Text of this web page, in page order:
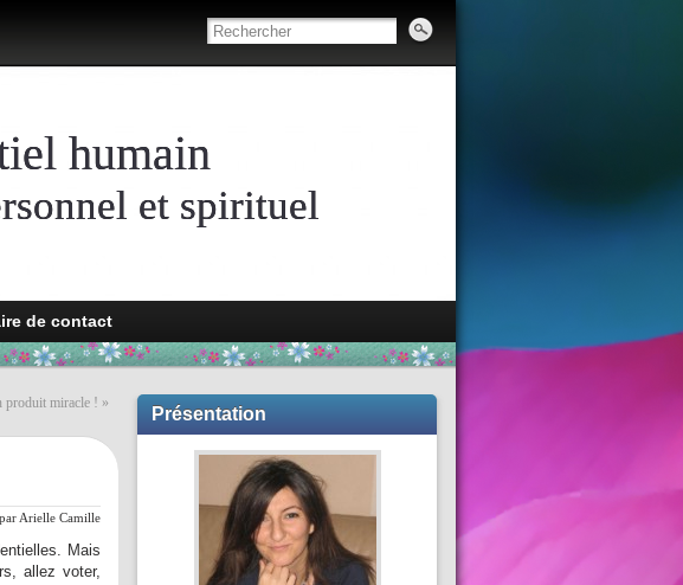
humain
et spirituel
de contact
produit miracle ! »
par Arielle Camille
Mais
allez voter,
Présentation